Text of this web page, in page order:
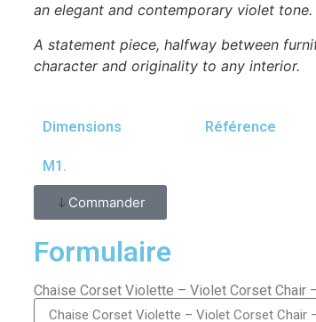
an elegant and contemporary violet tone.
A statement piece, halfway between
character and originality to any interior.
Dimensions
M1.
Référence
Commander
Formulaire
Chaise Corset Violette – Violet Corset Chair